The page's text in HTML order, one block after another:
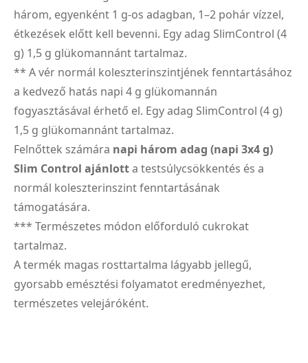
három, egyenként 1 g-os adagban, 1–2 pohár vízzel,
étkezések előtt kell bevenni. Egy adag SlimControl (4
g) 1,5 g glükomannánt tartalmaz.
** A vér normál koleszterinszintjének fenntartásához
a kedvező hatás napi 4 g glükomannán
fogyasztásával érhető el. Egy adag SlimControl (4 g)
1,5 g glükomannánt tartalmaz.
Felnőttek számára napi három adag (napi 3x4 g)
Slim Control ajánlotta testsúlycsökkentés és a
normál koleszterinszint fenntartásának
támogatására.
*** Természetes módon előforduló cukrokat
tartalmaz.
A termék magas rosttartalma lágyabb jellegű,
gyorsabb emésztési folyamatot eredményezhet,
természetes velejáróként.